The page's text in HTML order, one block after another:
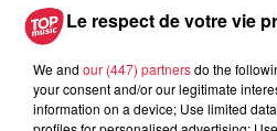
Nous recherchons:
𝐔𝐧(𝐞) 𝐀𝐬𝐬𝐢𝐬𝐭𝐚𝐧𝐭(𝐞)
Vous serez un maillon essentiel
nos opérations et de notre
𝐔𝐧(𝐞) 𝐂𝐨𝐧𝐝𝐮𝐜𝐭𝐞𝐮𝐫(𝐭𝐫𝐢𝐜𝐞) 𝐝𝐞
superviser les chantiers dans les
Le respect de votre vie
We and our (447) partnersdo the
your consent and/or our legitimate
information on a device; Use limited